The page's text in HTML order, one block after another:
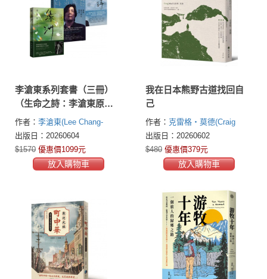
李滄東系列套書（三冊）
（生命之詩：李滄東原創
劇本書+電影從不停止質
問：韓國電影大師李滄
東，25年來創作歷程+綠
洲：李滄東原創劇本書）
作者： 李滄東(Lee Chang-
dong )
出版日：20260604
$1570 優惠價1099元
放入購物車
我在日本熊野古道找回自
己
作者： 克雷格・莫德(Craig
Mod)
出版日：20260602
$480 優惠價379元
放入購物車